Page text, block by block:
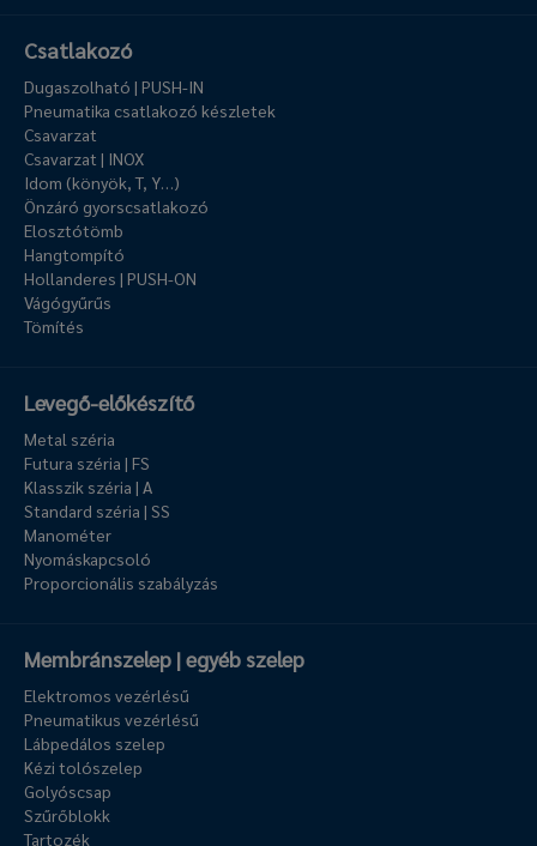
Csatlakozó
Dugaszolható | PUSH-IN
Pneumatika csatlakozó készletek
Csavarzat
Csavarzat | INOX
Idom (könyök, T, Y…)
Önzáró gyorscsatlakozó
Elosztótömb
Hangtompító
Hollanderes | PUSH-ON
Vágógyűrűs
Tömítés
Levegő-előkészítő
Metal széria
Futura széria | FS
Klasszik széria | A
Standard széria | SS
Manométer
Nyomáskapcsoló
Proporcionális szabályzás
Membránszelep | egyéb szelep
Elektromos vezérlésű
Pneumatikus vezérlésű
Lábpedálos szelep
Kézi tolószelep
Golyóscsap
Szűrőblokk
Tartozék